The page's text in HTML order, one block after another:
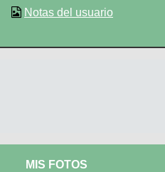
Notas del usuario
MIS FOTOS